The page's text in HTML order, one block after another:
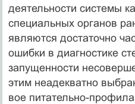
деятельности системы
специальных органов
являются достаточно
ошибки в диагностике
запущенности
этим неадекватно
вое питательно-